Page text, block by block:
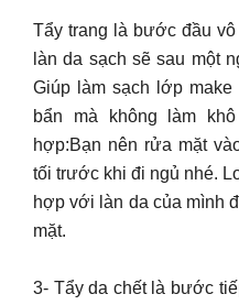
Tẩy trang là bước đầu
làn da sạch sẽ sau một
Giúp làm sạch lớp
bẩn mà không làm
hợp:Bạn nên rửa mặt
tối trước khi đi ngủ nhé.
hợp với làn da của mình
mặt.
3- Tẩy da chết là bước